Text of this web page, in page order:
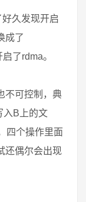
久发现开启
成了
了rdma。
不可控制，典
入B上的文
四个操作里面
还偶尔会出现